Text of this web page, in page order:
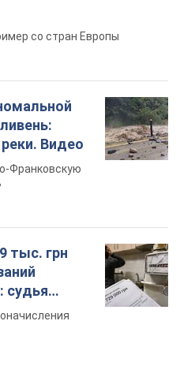
Франковскую
тыс. грн
судья